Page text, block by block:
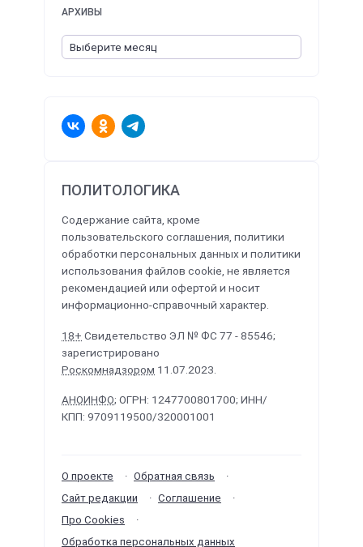
ПОЛИТОЛОГИКА
Содержание сайта, кроме
пользовательского соглашения, политики
обработки персональных данных и политики
использования файлов cookie, не является
рекомендацией или офертой и носит
информационно-справочный характер.
18+ Свидетельство ЭЛ № ФС 77 - 85546;
зарегистрировано
Роскомнадзором 11.07.2023.
АНОИНФО; ОГРН: 1247700801700; ИНН/
КПП: 9709119500/320001001
О проекте
Обратная связь
Сайт редакции
Соглашение
Про Cookies
Обработка персональных данных
АРХИВЫ